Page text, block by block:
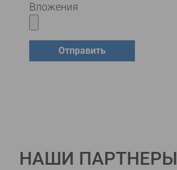
Вложения
НАШИ ПАРТНЕРЫ